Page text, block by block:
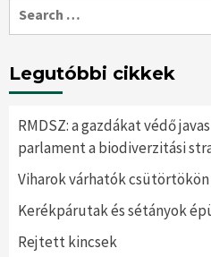
for:
Legutóbbi cikkek
RMDSZ: a gazdákat védő
parlament a biodiverzitási
Viharok várhatók csütörtökön
Kerékpárutak és sétányok
Rejtett kincsek